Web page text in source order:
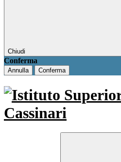
Chiudi
Conferma
Annulla Conferma